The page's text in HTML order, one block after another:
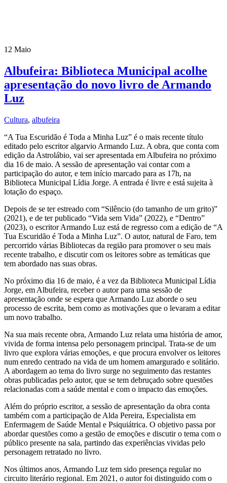
12 Maio
Albufeira: Biblioteca Municipal acolhe
apresentação do novo livro de Armando
Luz
Cultura, albufeira
“A Tua Escuridão é Toda a Minha Luz” é o mais recente título
editado pelo escritor algarvio Armando Luz. A obra, que conta com
edição da Astrolábio, vai ser apresentada em Albufeira no próximo
dia 16 de maio. A sessão de apresentação vai contar com a
participação do autor, e tem início marcado para as 17h, na
Biblioteca Municipal Lídia Jorge. A entrada é livre e está sujeita à
lotação do espaço.
Depois de se ter estreado com “Silêncio (do tamanho de um grito)”
(2021), e de ter publicado “Vida sem Vida” (2022), e “Dentro”
(2023), o escritor Armando Luz está de regresso com a edição de “A
Tua Escuridão é Toda a Minha Luz”. O autor, natural de Faro, tem
percorrido várias Bibliotecas da região para promover o seu mais
recente trabalho, e discutir com os leitores sobre as temáticas que
tem abordado nas suas obras.
No próximo dia 16 de maio, é a vez da Biblioteca Municipal Lídia
Jorge, em Albufeira, receber o autor para uma sessão de
apresentação onde se espera que Armando Luz aborde o seu
processo de escrita, bem como as motivações que o levaram a editar
um novo trabalho.
Na sua mais recente obra, Armando Luz relata uma história de amor,
vivida de forma intensa pelo personagem principal. Trata-se de um
livro que explora várias emoções, e que procura envolver os leitores
num enredo centrado na vida de um homem amargurado e solitário.
A abordagem ao tema do livro surge no seguimento das restantes
obras publicadas pelo autor, que se tem debruçado sobre questões
relacionadas com a saúde mental e com o impacto das emoções.
Além do próprio escritor, a sessão de apresentação da obra conta
também com a participação de Alda Pereira, Especialista em
Enfermagem de Saúde Mental e Psiquiátrica. O objetivo passa por
abordar questões como a gestão de emoções e discutir o tema com o
público presente na sala, partindo das experiências vividas pelo
personagem retratado no livro.
Nos últimos anos, Armando Luz tem sido presença regular no
circuito literário regional. Em 2021, o autor foi distinguido com o